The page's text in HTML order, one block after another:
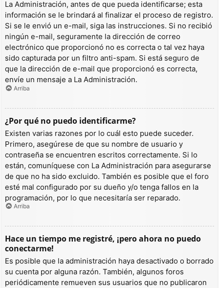
La Administración, antes de que pueda identificarse; esta
información se le brindará al finalizar el proceso de registro.
Si se le envió un e-mail, siga las instrucciones. Si no recibió
ningún e-mail, seguramente la dirección de correo
electrónico que proporcionó no es correcta o tal vez haya
sido capturada por un filtro anti-spam. Si está seguro de
que la dirección de e-mail que proporcionó es correcta,
envíe un mensaje a La Administración.
Arriba
¿Por qué no puedo identificarme?
Existen varias razones por lo cuál esto puede suceder.
Primero, asegúrese de que su nombre de usuario y
contraseña se encuentren escritos correctamente. Si lo
están, comuníquese con La Administración para asegurarse
de que no ha sido excluido. También es posible que el foro
esté mal configurado por su dueño y/o tenga fallos en la
programación, por lo que necesitaría ser reparado.
Arriba
Hace un tiempo me registré, ¡pero ahora no puedo
conectarme!
Es posible que la administración haya desactivado o borrado
su cuenta por alguna razón. También, algunos foros
periódicamente remueven sus usuarios que no publicaron